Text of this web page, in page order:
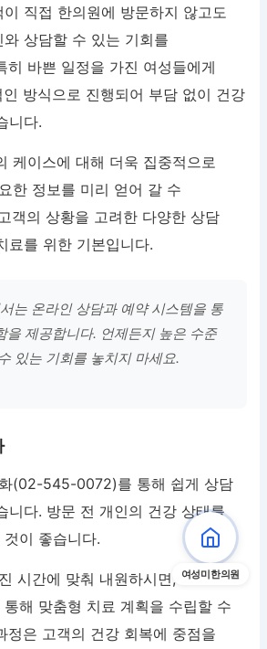
직접 한의원에 방문하지 않고도
상담할 수 있는 기회를
히 바쁜 일정을 가진 여성들에게
방식으로 진행되어 부담 없이 건강
니다.
케이스에 대해 더욱 집중적으로
한 정보를 미리 얻어 갈 수
객의 상황을 고려한 다양한 상담
료를 위한 기본입니다.
는 온라인 상담과 예약 시스템을 통
을 제공합니다. 언제든지 높은 수준
있는 기회를 놓치지 마세요.
(02-545-0072)를 통해 쉽게 상담
니다. 방문 전 개인의 건강 상태를
이 좋습니다.
시간에 맞춰 내원하시면,
해 맞춤형 치료 계획을 수립할 수
정은 고객의 건강 회복에 중점을
여성미한의원